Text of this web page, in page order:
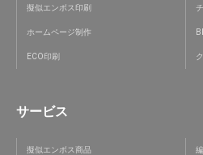
擬似エンボス印刷
ホームページ制作
ECO印刷
サービス
擬似エンボス商品